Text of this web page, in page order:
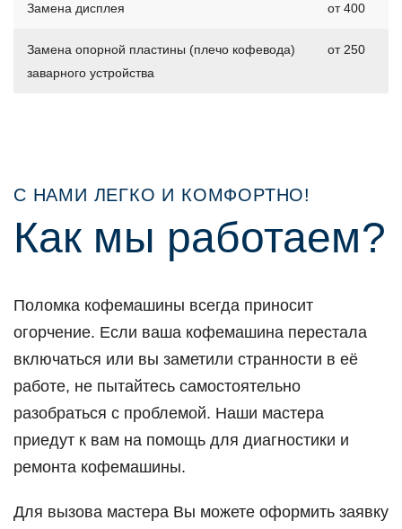
Замена дисплея от 400
Замена опорной пластины (плечо кофевода)
заварного устройства
от 250
С НАМИ ЛЕГКО И КОМФОРТНО!
Как мы работаем?
Поломка кофемашины всегда приносит
огорчение. Если ваша кофемашина перестала
включаться или вы заметили странности в её
работе, не пытайтесь самостоятельно
разобраться с проблемой. Наши мастера
приедут к вам на помощь для диагностики и
ремонта кофемашины.
Для вызова мастера Вы можете оформить заявку